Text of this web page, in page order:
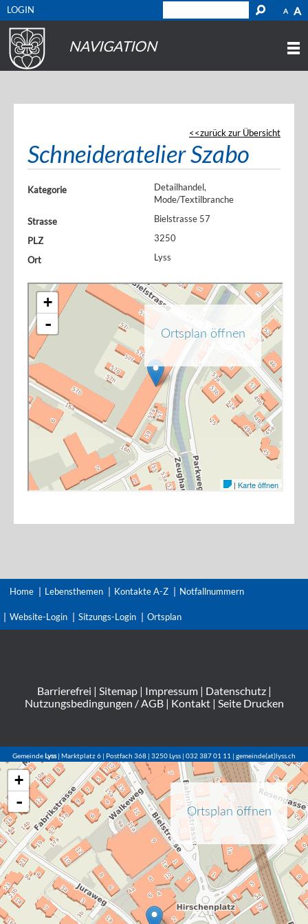
A A
LOGIN
NAVIGATION
zurück zur Übersicht
Schneideratelier Szabo
Kategorie
Detailhandel,
Mode/Textilbranche
Strasse
Bielstrasse 57
PLZ
3250
Ort
Lyss
Home Lebensthemen Kontakte A-Z Notfallnummern
Website-Login Sitzungs-Login Ortsplan
Barrierefrei | Sitemap| Impressum| Datenschutz|
Nutzungsbedingungen / AGB| Kontakt| Seite Drucken
GemeindeLyss| Marktplatz 6 | Postfach 368 | 3250 Lyss | 032 387 01 11 | gemeinde(at)lyss.ch